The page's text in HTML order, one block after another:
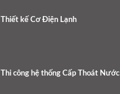
Thiết kế Cơ Điện Lạnh
Thi công hệ thống Cấp Thoát Nước